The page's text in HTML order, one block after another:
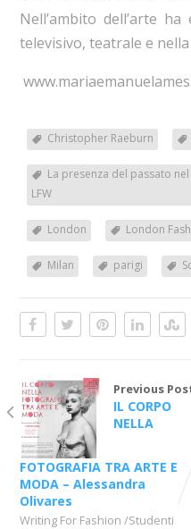
Nell’ambito dell’arte
televisivo, teatrale e nella
Christopher Raeburn
La presenza del passato
LFW
London London
Milan parigi
Previous
IL CORPO
NELLA
FOTOGRAFIA TRA ARTE E
MODA – Alessandra
Olivares
Writing For Fashion /Studenti